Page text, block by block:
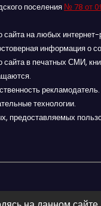
поселения № 78 от
сайта на любых
информация о
в печатных СМИ,
рекламодатель.
технологии.
предоставляемых